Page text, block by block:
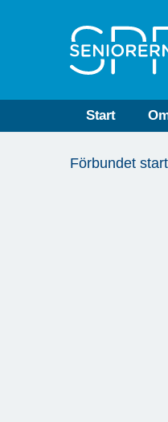
Start
är
Förbundet start